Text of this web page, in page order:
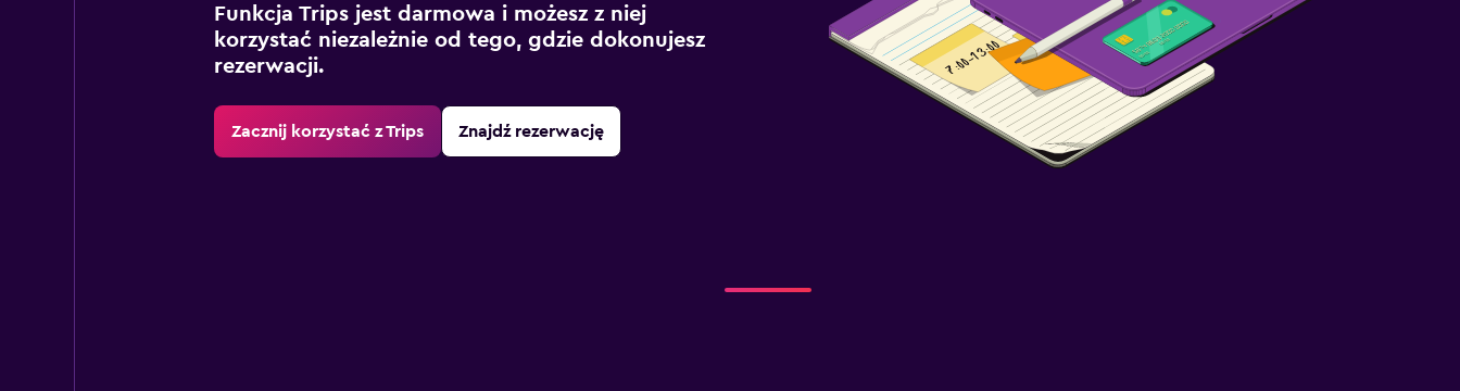
Funkcja Trips jest darmowa i możesz z niej
korzystać niezależnie od tego, gdzie dokonujesz
rezerwacji.
Zacznij korzystać z Trips Znajdź rezerwację